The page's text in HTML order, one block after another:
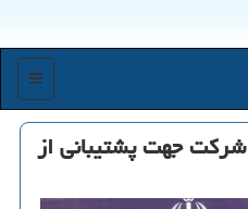
منو
همكاری همراه اول با 13 شركت جهت پشتیبانی از